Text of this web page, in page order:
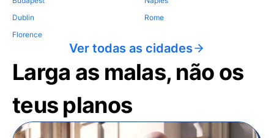
Dublin
Florence
Rome
Ver todas as cidades
Larga as malas, não os
teus planos